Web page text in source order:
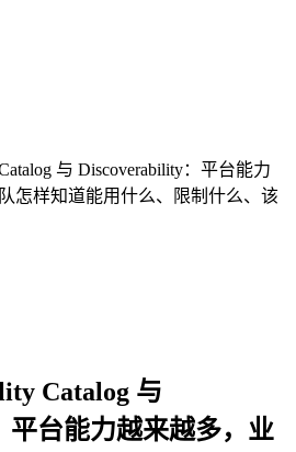
与 Discoverability：平台能力
怎样知道能用什么、限制什么、该
Catalog 与
平台能力越来越多，业